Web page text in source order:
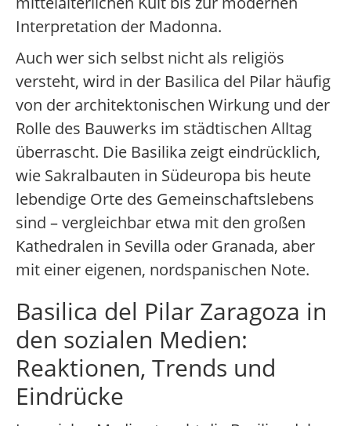
Interpretation der Madonna.
Auch wer sich selbst nicht als religiös
versteht, wird in der Basilica del Pilar häufig
von der architektonischen Wirkung und der
Rolle des Bauwerks im städtischen Alltag
überrascht. Die Basilika zeigt eindrücklich,
wie Sakralbauten in Südeuropa bis heute
lebendige Orte des Gemeinschaftslebens
sind – vergleichbar etwa mit den großen
Kathedralen in Sevilla oder Granada, aber
mit einer eigenen, nordspanischen Note.
Basilica del Pilar Zaragoza in
den sozialen Medien:
Reaktionen, Trends und
Eindrücke